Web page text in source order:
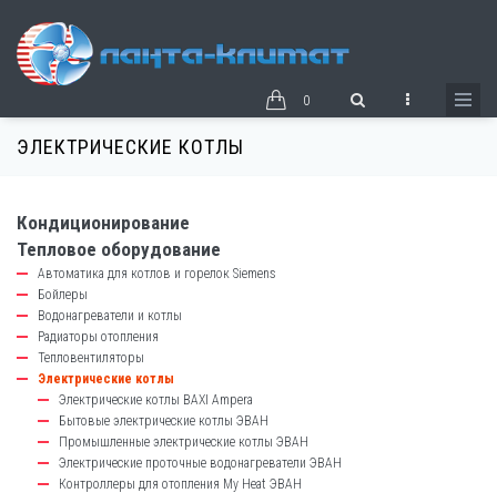
основному
0
ЭЛЕКТРИЧЕСКИЕ КОТЛЫ
catalog-
left-
block
Кондиционирование
Тепловое оборудование
Автоматика для котлов и горелок Siemens
Бойлеры
Водонагреватели и котлы
Радиаторы отопления
Тепловентиляторы
Электрические котлы
Электрические котлы BAXI Ampera
Бытовые электрические котлы ЭВАН
Промышленные электрические котлы ЭВАН
Электрические проточные водонагреватели ЭВАН
Контроллеры для отопления My Heat ЭВАН